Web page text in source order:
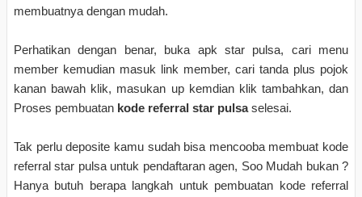
membuatnya dengan mudah.
Perhatikan dengan benar, buka apk star pulsa, cari menu
member kemudian masuk link member, cari tanda plus pojok
kanan bawah klik, masukan up kemdian klik tambahkan, dan
Proses pembuatan kode referral star pulsaselesai.
Tak perlu deposite kamu sudah bisa mencooba membuat kode
referral star pulsa untuk pendaftaran agen, Soo Mudah bukan ?
Hanya butuh berapa langkah untuk pembuatan kode referral